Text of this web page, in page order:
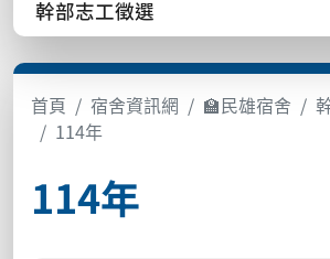
幹部志工徵選
首頁 宿舍資訊網 🏫民雄宿舍
114年
114年